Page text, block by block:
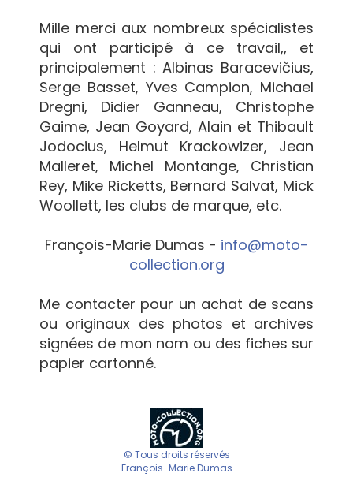
Mille merci aux nombreux spécialistes
qui ont participé à ce travail,, et
principalement : Albinas Baracevičius,
Serge Basset, Yves Campion, Michael
Dregni, Didier Ganneau, Christophe
Gaime, Jean Goyard, Alain et Thibault
Jodocius, Helmut Krackowizer, Jean
Malleret, Michel Montange, Christian
Rey, Mike Ricketts, Bernard Salvat, Mick
Woollett, les clubs de marque, etc.
François-Marie Dumas - info@moto-
collection.org
Me contacter pour un achat de scans
ou originaux des photos et archives
signées de mon nom ou des fiches sur
papier cartonné.
© Tous droits réservés
François-Marie Dumas